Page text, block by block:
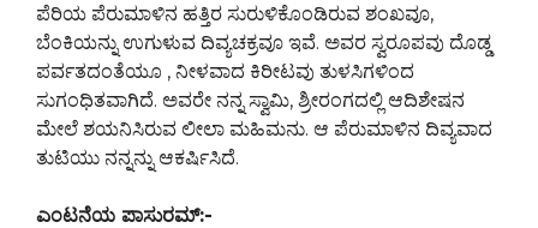
ಪೆರಿಯ ಪೆರುಮಾಳಿನ ಹತ್ತಿರ ಸುರುಳಿಕೊಂಡಿರುವ ಶಂಖವೂ,
ಬೆಂಕಿಯನ್ನು ಉಗುಳುವ ದಿವ್ಯಚಕ್ರವೂ ಇವೆ. ಅವರ ಸ್ವರೂಪವು ದೊಡ್ಡ
ಪರ್ವತದಂತೆಯೂ , ನೀಳವಾದ ಕಿರೀಟವು ತುಳಸಿಗಳಿಂದ
ಸುಗಂಧಿತವಾಗಿದೆ. ಅವರೇ ನನ್ನ ಸ್ವಾಮಿ, ಶ್ರೀರಂಗದಲ್ಲಿ ಆದಿಶೇಷನ
ಮೇಲೆ ಶಯನಿಸಿರುವ ಲೀಲಾ ಮಹಿಮನು. ಆ ಪೆರುಮಾಳಿನ ದಿವ್ಯವಾದ
ತುಟಿಯು ನನ್ನನ್ನು ಆಕರ್ಷಿಸಿದೆ.
ಎಂಟನೆಯ ಪಾಸುರಮ್:-